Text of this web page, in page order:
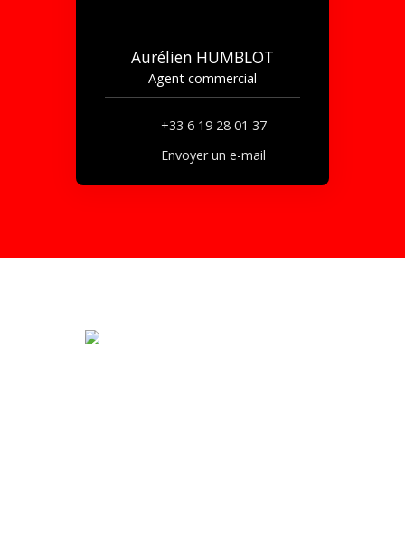
Aurélien HUMBLOT
Agent commercial
+33 6 19 28 01 37
Envoyer un e-mail